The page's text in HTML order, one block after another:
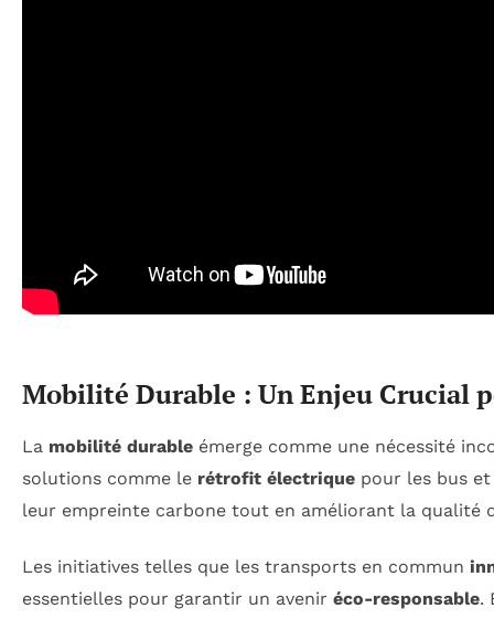
Mobilité Durable : Un Enjeu Crucial
La mobilité durable émerge comme une nécessité
solutions comme le rétrofit électrique pour les bus
leur empreinte carbone tout en améliorant la qualité
Les initiatives telles que les transports en commun
essentielles pour garantir un avenir éco-responsable.